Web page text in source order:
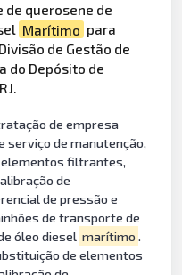
querosene de
Marítimo para
de Gestão de
do Depósito de
de empresa
serviço de manutenção,
filtrantes,
de
de pressão e
de transporte de
óleo diesel marítimo .
de elementos